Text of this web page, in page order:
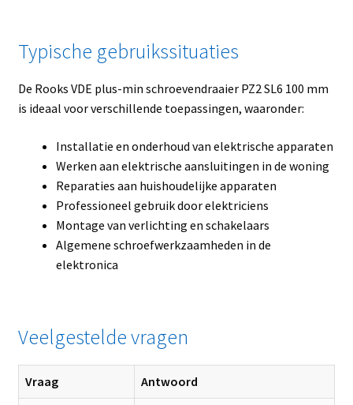
Typische gebruikssituaties
De Rooks VDE plus-min schroevendraaier PZ2 SL6 100 mm
is ideaal voor verschillende toepassingen, waaronder:
Installatie en onderhoud van elektrische apparaten
Werken aan elektrische aansluitingen in de woning
Reparaties aan huishoudelijke apparaten
Professioneel gebruik door elektriciens
Montage van verlichting en schakelaars
Algemene schroefwerkzaamheden in de
elektronica
Veelgestelde vragen
Vraag Antwoord